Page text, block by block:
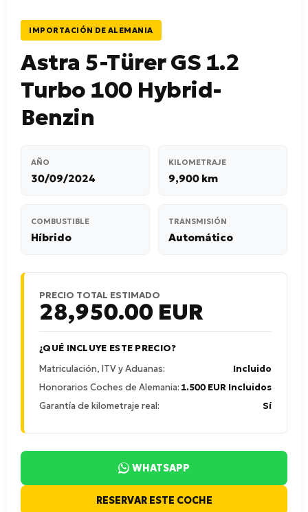
IMPORTACIÓN DE ALEMANIA
Astra 5-Türer GS 1.2
Turbo 100 Hybrid-
Benzin
AÑO
30/09/2024
KILOMETRAJE
9,900 km
COMBUSTIBLE
Híbrido
TRANSMISIÓN
Automático
PRECIO TOTAL ESTIMADO
28,950.00 EUR
¿QUÉ INCLUYE ESTE PRECIO?
Matriculación, ITV y Aduanas:
Incluido
Honorarios Coches de Alemania: 1.500 EUR Incluidos
Garantía de kilometraje real:
Sí
WHATSAPP
RESERVAR ESTE COCHE